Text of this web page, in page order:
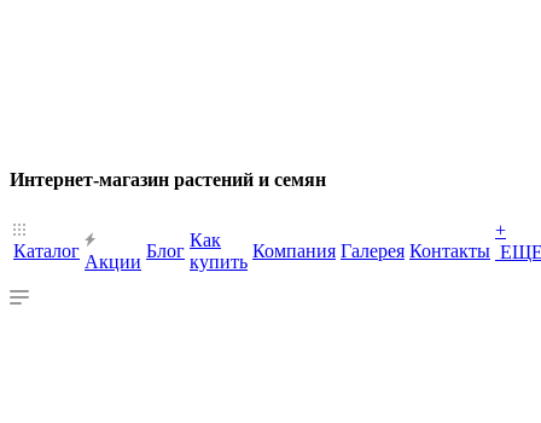
Интернет-магазин растений и семян
Каталог
Акции
Блог
Как
купить
Компания Галерея Контакты
+